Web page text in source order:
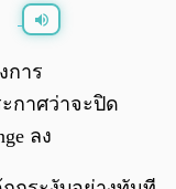
การ
กาศว่าจะปิด
ลง